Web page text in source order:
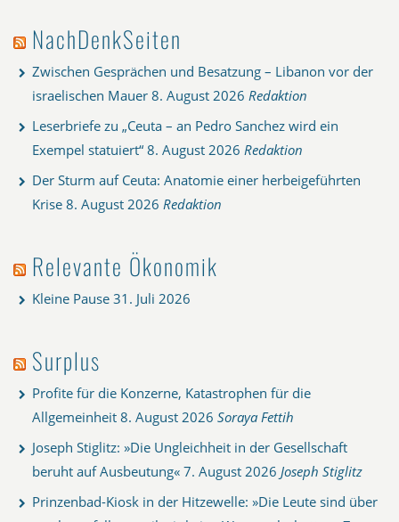
NachDenkSeiten
Zwischen Gesprächen und Besatzung – Libanon vor der
israelischen Mauer 8. August 2026 Redaktion
Leserbriefe zu „Ceuta – an Pedro Sanchez wird ein
Exempel statuiert“ 8. August 2026 Redaktion
Der Sturm auf Ceuta: Anatomie einer herbeigeführten
Krise 8. August 2026 Redaktion
Relevante Ökonomik
Kleine Pause 31. Juli 2026
Surplus
Profite für die Konzerne, Katastrophen für die
Allgemeinheit 8. August 2026 Soraya Fettih
Joseph Stiglitz: »Die Ungleichheit in der Gesellschaft
beruht auf Ausbeutung« 7. August 2026 Joseph Stiglitz
Prinzenbad-Kiosk in der Hitzewelle: »Die Leute sind über